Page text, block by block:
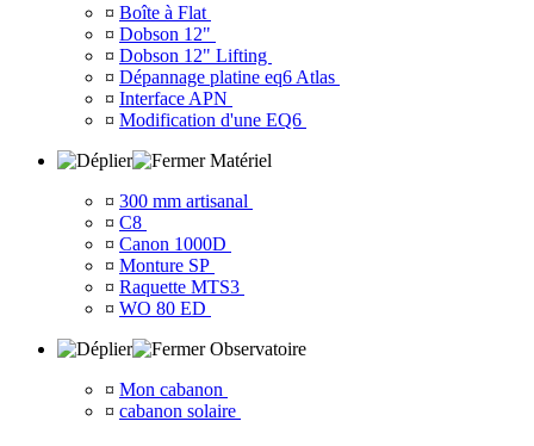
¤ Boîte à Flat
¤ Dobson 12"
¤ Dobson 12" Lifting
¤ Dépannage platine eq6 Atlas
¤ Interface APN
¤ Modification d'une EQ6
Matériel
¤ 300 mm artisanal
¤ C8
¤ Canon 1000D
¤ Monture SP
¤ Raquette MTS3
¤ WO 80 ED
Observatoire
¤ Mon cabanon
¤ cabanon solaire